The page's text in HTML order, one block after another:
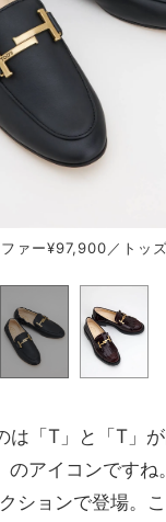
ァー¥97,900／トッ
は「T」と「T」
のアイコンですね
ションで登場。